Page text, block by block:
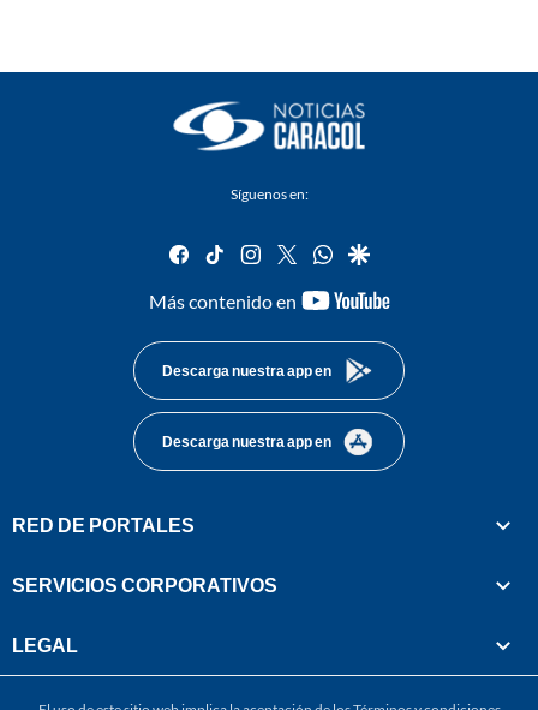
Síguenos en:
facebook
tiktok instagram
twitterwhatsapp
google
Más contenido en
youtube-
Descarga nuestra app en
Descarga nuestra app en
RED DE PORTALES
SERVICIOS CORPORATIVOS
LEGAL